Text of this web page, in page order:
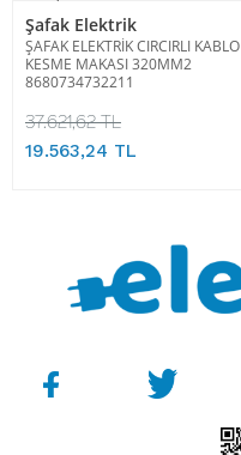
Şafak Elektrik
ŞAFAK ELEKTRİK CIRCIRLI KABLO
KESME MAKASI 320MM2
8680734732211
37.621,62 TL
19.563,24 TL